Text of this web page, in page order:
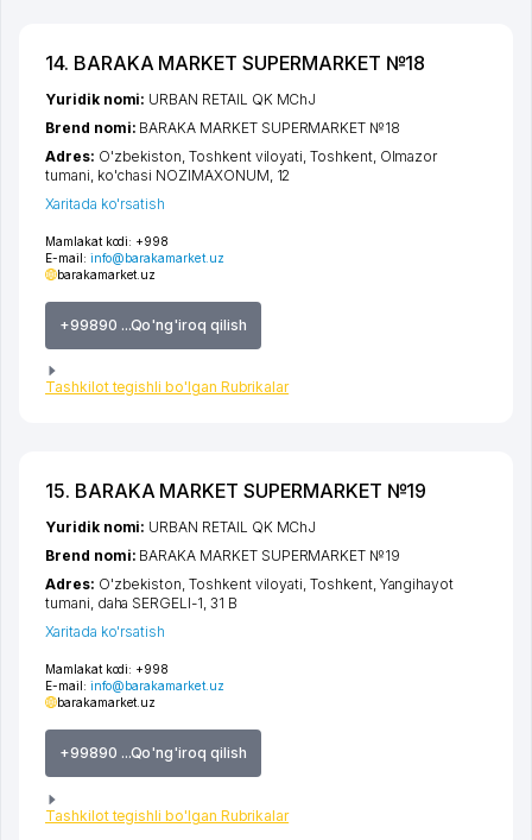
14. BARAKA MARKET SUPERMARKET №18
Mamlakat kodi: +998
E-mail: info@barakamarket.uz
barakamarket.uz
+99890 ...Qo'ng'iroq qilish
Tashkilot tegishli bo'lgan Rubrikalar
Yuridik nomi: URBAN RETAIL QK MChJ
Brend nomi: BARAKA MARKET SUPERMARKET №18
Adres: O'zbekiston,Toshkent viloyati,Toshkent, Olmazor
tumani, ko'chasi NOZIMAXONUM, 12
Xaritada ko'rsatish
15. BARAKA MARKET SUPERMARKET №19
Mamlakat kodi: +998
E-mail: info@barakamarket.uz
barakamarket.uz
+99890 ...Qo'ng'iroq qilish
Tashkilot tegishli bo'lgan Rubrikalar
Yuridik nomi: URBAN RETAIL QK MChJ
Brend nomi: BARAKA MARKET SUPERMARKET №19
Adres: O'zbekiston,Toshkent viloyati,Toshkent, Yangihayot
tumani, daha SERGELI-1, 31 B
Xaritada ko'rsatish